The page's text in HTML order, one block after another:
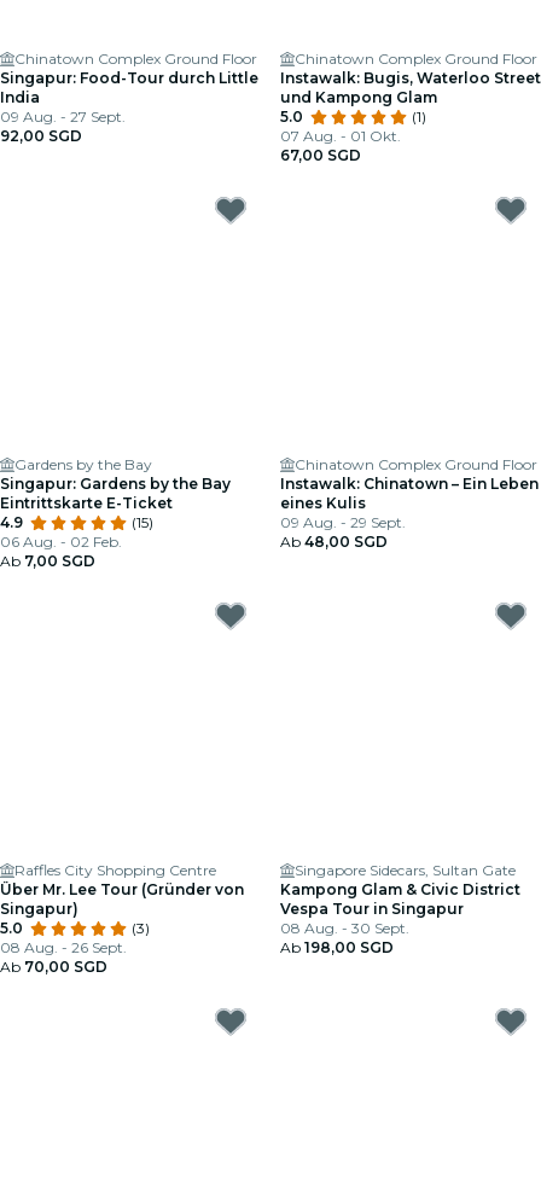
Chinatown Complex Ground Floor
Singapur: Food-Tour durch Little
India
09 Aug. - 27 Sept.
92,00 SGD
Chinatown Complex Ground Floor
Instawalk: Bugis, Waterloo Street
und Kampong Glam
5.0
(1)
07 Aug. - 01 Okt.
67,00 SGD
Gardens by the Bay
Singapur: Gardens by the Bay
Eintrittskarte E-Ticket
4.9
(15)
06 Aug. - 02 Feb.
Ab 7,00 SGD
Chinatown Complex Ground Floor
Instawalk: Chinatown – Ein Leben
eines Kulis
09 Aug. - 29 Sept.
Ab 48,00 SGD
Raffles City Shopping Centre
Über Mr. Lee Tour (Gründer von
Singapur)
5.0
(3)
08 Aug. - 26 Sept.
Ab 70,00 SGD
Singapore Sidecars, Sultan Gate
Kampong Glam & Civic District
Vespa Tour in Singapur
08 Aug. - 30 Sept.
Ab 198,00 SGD